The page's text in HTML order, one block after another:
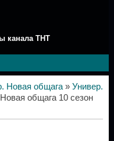
канала ТНТ
Новая общага» Универ.
общага 10 сезон